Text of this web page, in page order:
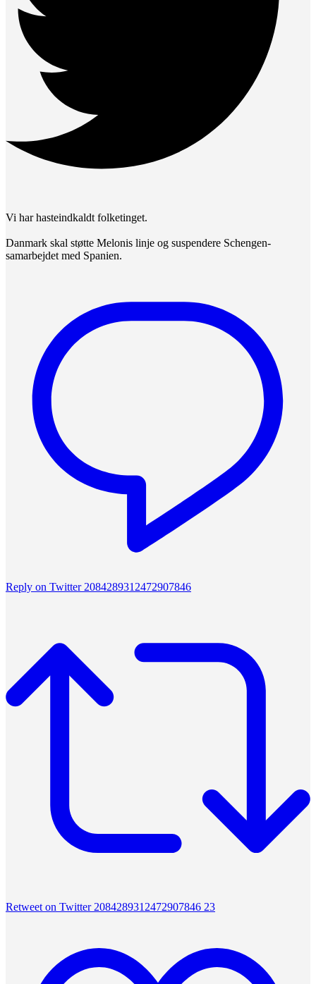
Vi har hasteindkaldt folketinget.
Danmark skal støtte Melonis linje og suspendere Schengen-
samarbejdet med Spanien.
Reply on Twitter 2084289312472907846
Retweet on Twitter 2084289312472907846 23